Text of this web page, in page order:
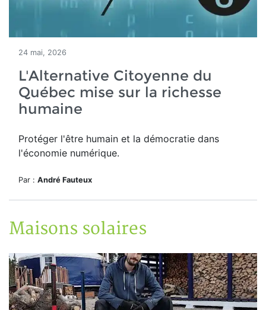
24 mai, 2026
L'Alternative Citoyenne du
Québec mise sur la richesse
humaine
Protéger l'être humain et la démocratie dans
l'économie numérique.
Par : André Fauteux
Maisons solaires